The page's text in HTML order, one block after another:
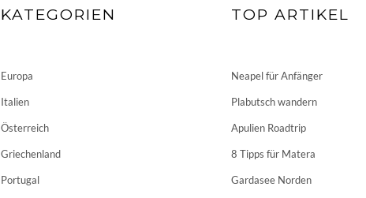
KATEGORIEN
Europa
Italien
Österreich
Griechenland
Portugal
TOP ARTIKEL
Neapel für Anfänger
Plabutsch wandern
Apulien Roadtrip
8 Tipps für Matera
Gardasee Norden